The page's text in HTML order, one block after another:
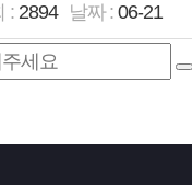
2894 06-21